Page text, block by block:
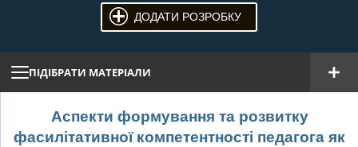
ДОДАТИ РОЗРОБКУ
ПІДІБРАТИ МАТЕРІАЛИ
Аспекти формування та розвитку
фасилітативної компетентності педагога як